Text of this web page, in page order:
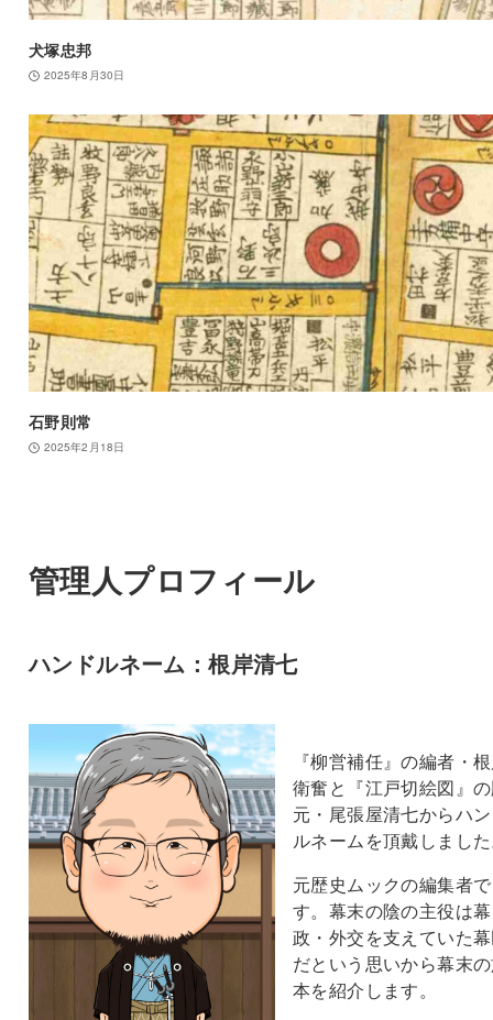
犬塚忠邦
2025年8月30日
石野則常
2025年2月18日
管理人プロフィール
ハンドルネーム：根岸清七
『柳営補任』の編者・
衛奮と『江戸切絵図』
元・尾張屋清七からハ
ルネームを頂戴しまし
元歴史ムックの編集者で
す。幕末の陰の主役は幕
政・外交を支えていた
だという思いから幕末
本を紹介します。